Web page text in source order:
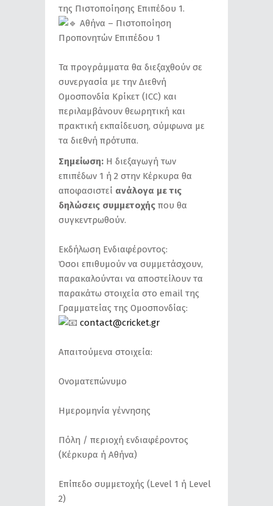
της Πιστοποίησης Επιπέδου 1.
Αθήνα – Πιστοποίηση
Προπονητών Επιπέδου 1
Τα προγράμματα θα διεξαχθούν σε
συνεργασία με την Διεθνή
Ομοσπονδία Κρίκετ (ICC) και
περιλαμβάνουν θεωρητική και
πρακτική εκπαίδευση, σύμφωνα με
τα διεθνή πρότυπα.
Σημείωση: Η διεξαγωγή των
επιπέδων 1 ή 2 στην Κέρκυρα θα
αποφασιστεί ανάλογα με τις
δηλώσεις συμμετοχής που θα
συγκεντρωθούν.
Εκδήλωση Ενδιαφέροντος:
Όσοι επιθυμούν να συμμετάσχουν,
παρακαλούνται να αποστείλουν τα
παρακάτω στοιχεία στο email της
Γραμματείας της Ομοσπονδίας:
contact@cricket.gr
Απαιτούμενα στοιχεία:
Ονοματεπώνυμο
Ημερομηνία γέννησης
Πόλη / περιοχή ενδιαφέροντος
(Κέρκυρα ή Αθήνα)
Επίπεδο συμμετοχής (Level 1 ή Level
2)